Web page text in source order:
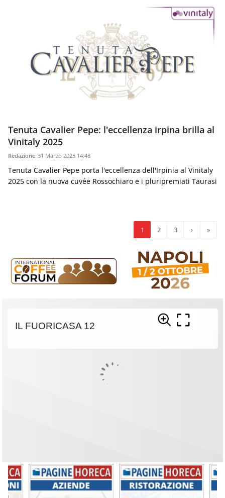
Tenuta Cavalier Pepe: l'eccellenza irpina brilla al
Vinitaly 2025
Redazione 31 Marzo 2025 14:48
Tenuta Cavalier Pepe porta l'eccellenza dell'Irpinia al Vinitaly
2025 con la nuova cuvée Rossochiaro e i pluripremiati Taurasi
1 2 3 › »